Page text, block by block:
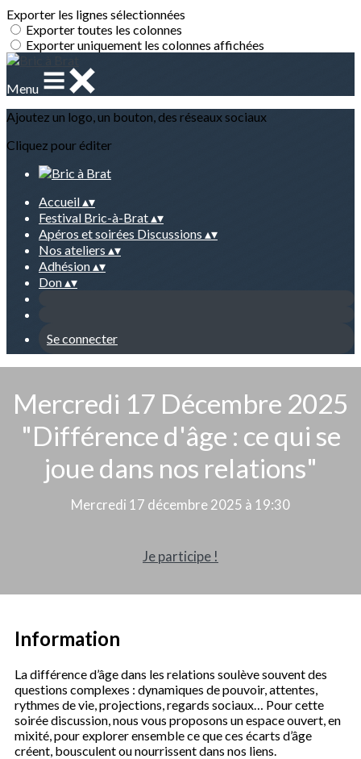
Exporter les lignes sélectionnées
Exporter toutes les colonnes
Exporter uniquement les colonnes affichées
Menu
Ajoutez un logo, un bouton, des réseaux sociaux
Cliquez pour éditer
Accueil▴▾
Festival Bric-à-Brat▴▾
Apéros et soirées Discussions ▴▾
Nos ateliers ▴▾
Adhésion▴▾
Don▴▾
Se connecter
Mercredi 17 Décembre 2025
"Différence d'âge : ce qui se
joue dans nos relations"
Mercredi 17 décembre 2025 à 19:30
Je participe !
Information
La différence d’âge dans les relations soulève souvent des
questions complexes : dynamiques de pouvoir, attentes,
rythmes de vie, projections, regards sociaux… Pour cette
soirée discussion, nous vous proposons un espace ouvert, en
mixité, pour explorer ensemble ce que ces écarts d’âge
créent, bousculent ou nourrissent dans nos liens.